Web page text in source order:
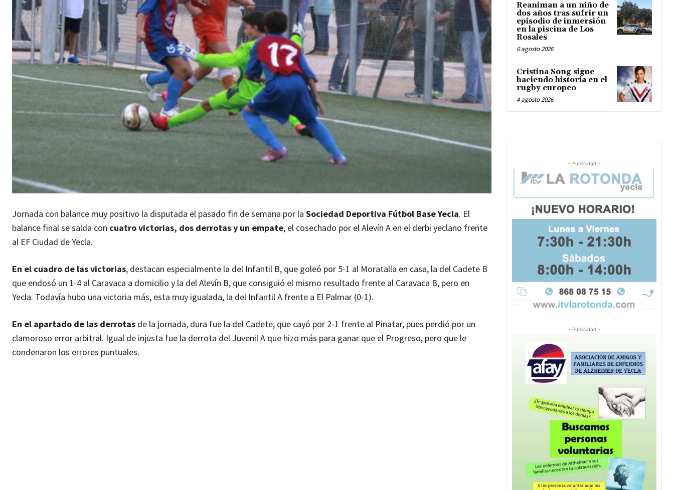
Jornada con balance muy positivo la disputada el pasado fin de semana por la Sociedad Deportiva Fútbol Base Yecla. El
balance final se salda con cuatro victorias, dos derrotas y un empate, el cosechado por el Alevín A en el derbi yeclano frente
al EF Ciudad de Yecla.
En el cuadro de las victorias, destacan especialmente la del Infantil B, que goleó por 5-1 al Moratalla en casa, la del Cadete B
que endosó un 1-4 al Caravaca a domicilio y la del Alevín B, que consiguió el mismo resultado frente al Caravaca B, pero en
Yecla. Todavía hubo una victoria más, esta muy igualada, la del Infantil A frente a El Palmar (0-1).
En el apartado de las derrotas de la jornada, dura fue la del Cadete, que cayó por 2-1 frente al Pinatar, pues perdió por un
clamoroso error arbitral. Igual de injusta fue la derrota del Juvenil A que hizo más para ganar que el Progreso, pero que le
condenaron los errores puntuales.
Reaniman a un niño de
dos años tras sufrir un
episodio de inmersión
en la piscina de Los
Rosales
6 agosto 2026
Cristina Song sigue
haciendo historia en el
rugby europeo
4 agosto 2026
- Publicidad -
- Publicidad -